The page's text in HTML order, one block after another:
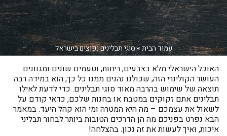
עמוד הבית»סוגי תבלינים נפוצים בישראל
האוכל הישראלי מלא בצבעים, ריחות, וטעמים שונים ומגוונים.
העושר הקולינרי הזה, שכולנו נהנים ממנו כל כך, הוא במידה רבה
תוצאה של שימוש בהרבה מאוד סוגי תבלינים. כדי לדעת לאילו
תבלינים אתם זקוקים במטבח או בחנות שלכם, כדאי קודם על
לשאול את עצמכם – מה היא המטרה ומי הוא קהל היעד. במאמר
הבא נפרט בפניכם מה הן הדרכים הטובות ביותר לבחור תבליני
איכות, ואיך לעשות את זה נכון. בהצלחה!